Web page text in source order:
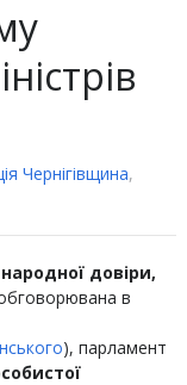
Чернігівщина,
довіри,
в
), парламент